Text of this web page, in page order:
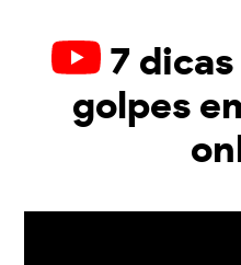
7
golpes